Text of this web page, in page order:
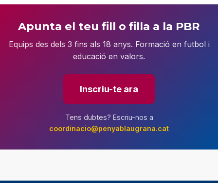
Apunta el teu fill o filla a la PBR
Equips des dels 3 fins als 18 anys. Formació en futbol i
educació en valors.
Inscriu-te ara
Tens dubtes? Escriu-nos a
coordinacio@penyablaugrana.cat